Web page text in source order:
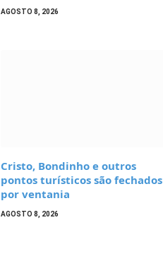
AGOSTO 8, 2026
Cristo, Bondinho e outros
pontos turísticos são fechados
por ventania
AGOSTO 8, 2026